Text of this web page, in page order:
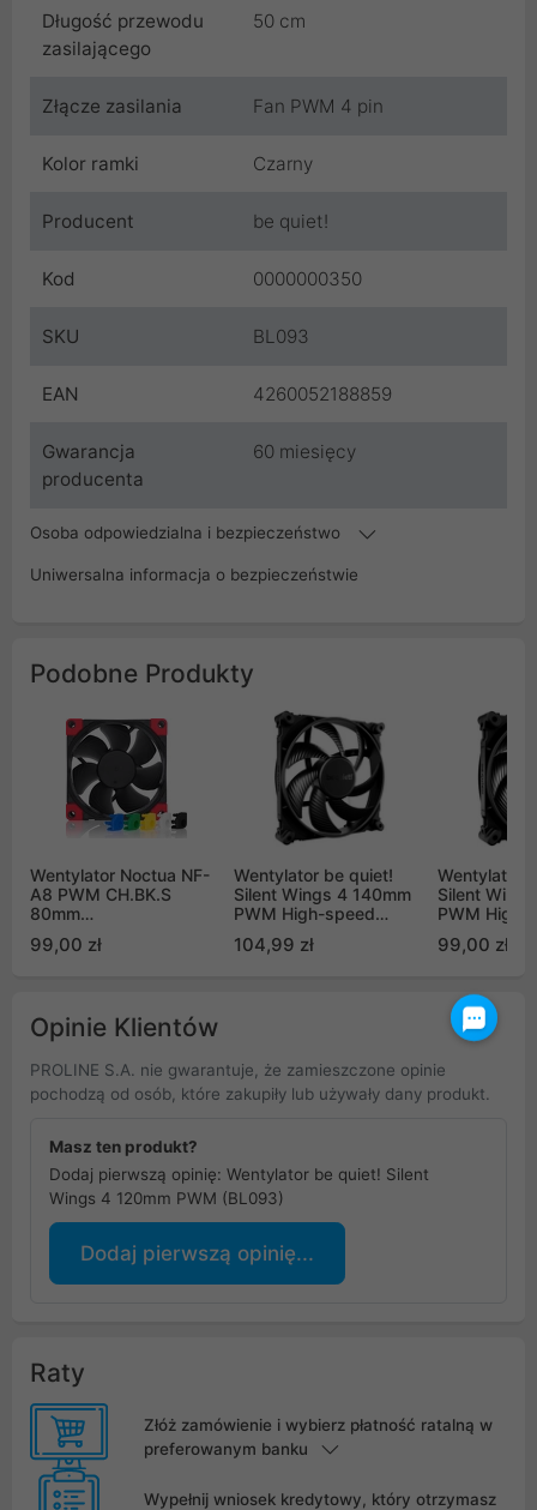
Długość przewodu
zasilającego
50 cm
Złącze zasilania Fan PWM 4 pin
Kolor ramki Czarny
Producent be quiet!
Kod 0000000350
SKU BL093
EAN 4260052188859
Gwarancja
producenta
60 miesięcy
Osoba odpowiedzialna i bezpieczeństwo
Uniwersalna informacja o bezpieczeństwie
Podobne Produkty
Wentylator Noctua NF-
A8 PWM CH.BK.S
80mm
99,00 zł
Wentylator be quiet!
Silent Wings 4 140mm
PWM High-speed
104,99 zł
Wentylator
Silent
PWM High-
99,00 zł
Opinie Klientów
PROLINE S.A. nie gwarantuje, że zamieszczone opinie
pochodzą od osób, które zakupiły lub używały dany produkt.
Masz ten produkt?
Dodaj pierwszą opinię: Wentylator be quiet! Silent
Wings 4 120mm PWM (BL093)
Dodaj pierwszą opinię...
Raty
Złóż zamówienie i wybierz płatność ratalną w
preferowanym banku
Wypełnij wniosek kredytowy, który otrzymasz